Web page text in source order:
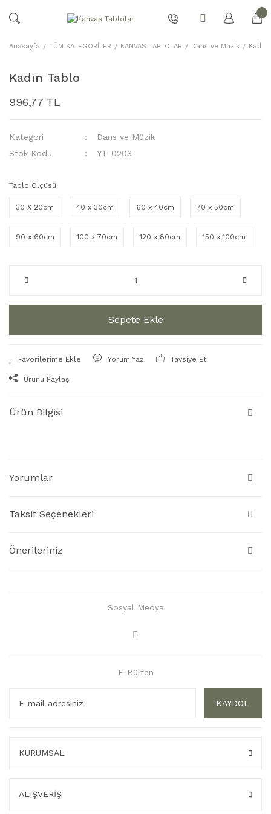
Anasayfa TÜM KATEGORİLER KANVAS TABLOLAR Dans ve Müzik Kadın
Kadın Tablo
996,77 TL
Kategori
Dans ve Müzik
Stok Kodu
YT-0203
Tablo Ölçüsü
30 X 20cm 40 x 30cm 60 x 40cm 70 x 50cm
90 x 60cm 100 x 70cm 120 x 80cm 150 x 100cm
Sepete Ekle
Yorum Yaz Tavsiye Et
Ürünü Paylaş
Ürün Bilgisi
Yorumlar
Taksit Seçenekleri
Önerileriniz
Sosyal Medya
E-Bülten
KAYDOL
KURUMSAL
ALIŞVERİŞ